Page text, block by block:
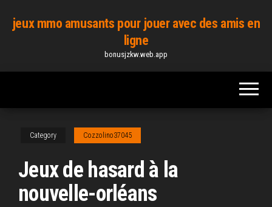
jeux mmo amusants pour jouer avec des amis en
ligne
bonusjzkw.web.app
Category Cozzolino37045
Jeux de hasard à la
nouvelle-orléans